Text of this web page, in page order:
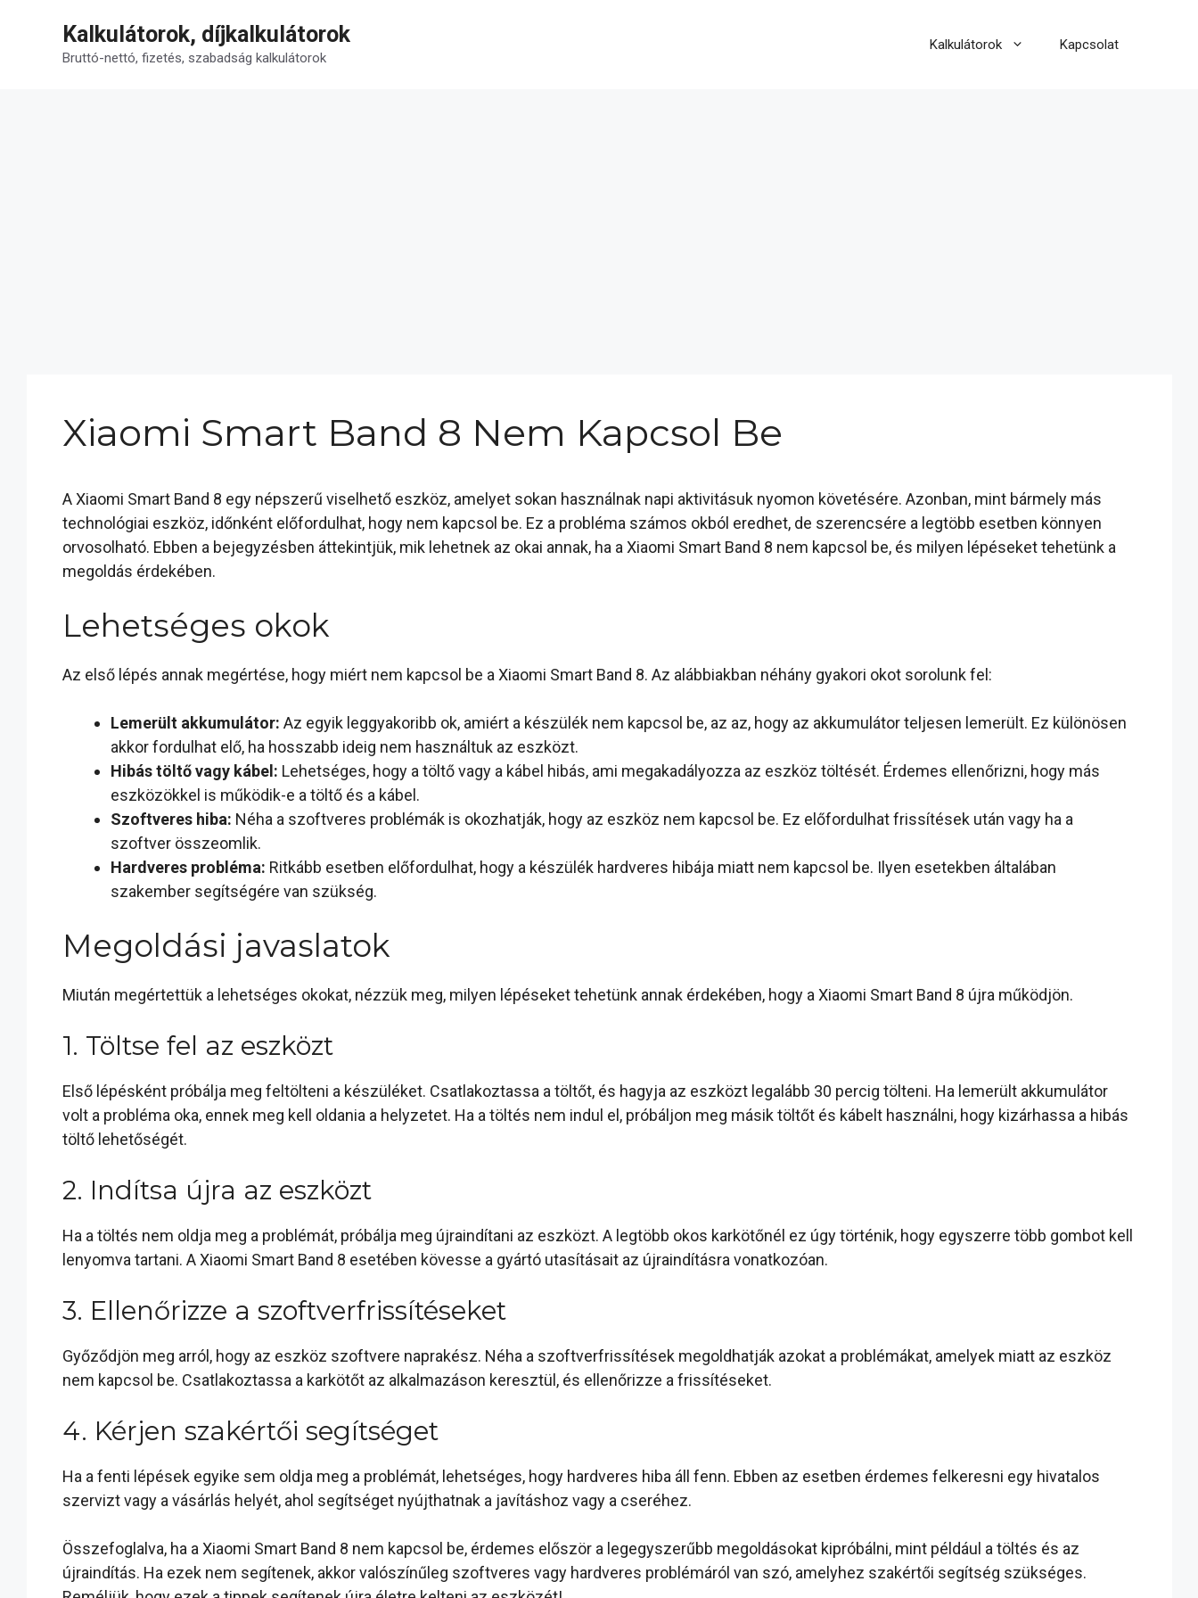
tartalomba
Kalkulátorok, díjkalkulátorok
Bruttó-nettó, fizetés, szabadság kalkulátorok
Kalkulátorok Kapcsolat
Xiaomi Smart Band 8 Nem Kapcsol Be
A Xiaomi Smart Band 8 egy népszerű viselhető eszköz, amelyet sokan használnak napi aktivitásuk nyomon követésére. Azonban, mint bármely más
technológiai eszköz, időnként előfordulhat, hogy nem kapcsol be. Ez a probléma számos okból eredhet, de szerencsére a legtöbb esetben könnyen
orvosolható. Ebben a bejegyzésben áttekintjük, mik lehetnek az okai annak, ha a Xiaomi Smart Band 8 nem kapcsol be, és milyen lépéseket tehetünk a
megoldás érdekében.
Lehetséges okok
Az első lépés annak megértése, hogy miért nem kapcsol be a Xiaomi Smart Band 8. Az alábbiakban néhány gyakori okot sorolunk fel:
Lemerült akkumulátor: Az egyik leggyakoribb ok, amiért a készülék nem kapcsol be, az az, hogy az akkumulátor teljesen lemerült. Ez különösen
akkor fordulhat elő, ha hosszabb ideig nem használtuk az eszközt.
Hibás töltő vagy kábel: Lehetséges, hogy a töltő vagy a kábel hibás, ami megakadályozza az eszköz töltését. Érdemes ellenőrizni, hogy más
eszközökkel is működik-e a töltő és a kábel.
Szoftveres hiba: Néha a szoftveres problémák is okozhatják, hogy az eszköz nem kapcsol be. Ez előfordulhat frissítések után vagy ha a
szoftver összeomlik.
Hardveres probléma: Ritkább esetben előfordulhat, hogy a készülék hardveres hibája miatt nem kapcsol be. Ilyen esetekben általában
szakember segítségére van szükség.
Megoldási javaslatok
Miután megértettük a lehetséges okokat, nézzük meg, milyen lépéseket tehetünk annak érdekében, hogy a Xiaomi Smart Band 8 újra működjön.
1. Töltse fel az eszközt
Első lépésként próbálja meg feltölteni a készüléket. Csatlakoztassa a töltőt, és hagyja az eszközt legalább 30 percig tölteni. Ha lemerült akkumulátor
volt a probléma oka, ennek meg kell oldania a helyzetet. Ha a töltés nem indul el, próbáljon meg másik töltőt és kábelt használni, hogy kizárhassa a hibás
töltő lehetőségét.
2. Indítsa újra az eszközt
Ha a töltés nem oldja meg a problémát, próbálja meg újraindítani az eszközt. A legtöbb okos karkötőnél ez úgy történik, hogy egyszerre több gombot kell
lenyomva tartani. A Xiaomi Smart Band 8 esetében kövesse a gyártó utasításait az újraindításra vonatkozóan.
3. Ellenőrizze a szoftverfrissítéseket
Győződjön meg arról, hogy az eszköz szoftvere naprakész. Néha a szoftverfrissítések megoldhatják azokat a problémákat, amelyek miatt az eszköz
nem kapcsol be. Csatlakoztassa a karkötőt az alkalmazáson keresztül, és ellenőrizze a frissítéseket.
4. Kérjen szakértői segítséget
Ha a fenti lépések egyike sem oldja meg a problémát, lehetséges, hogy hardveres hiba áll fenn. Ebben az esetben érdemes felkeresni egy hivatalos
szervizt vagy a vásárlás helyét, ahol segítséget nyújthatnak a javításhoz vagy a cseréhez.
Összefoglalva, ha a Xiaomi Smart Band 8 nem kapcsol be, érdemes először a legegyszerűbb megoldásokat kipróbálni, mint például a töltés és az
újraindítás. Ha ezek nem segítenek, akkor valószínűleg szoftveres vagy hardveres problémáról van szó, amelyhez szakértői segítség szükséges.